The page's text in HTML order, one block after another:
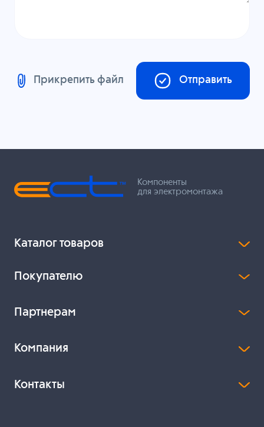
Прикрепить файл Отправить
Компоненты
для электромонтажа
Каталог товаров
Покупателю
Партнерам
Компания
Контакты